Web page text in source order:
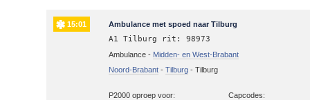
15:01 Ambulance met spoed naar Tilburg
A1 Tilburg rit: 98973
Ambulance - Midden- en West-Brabant
Noord-Brabant -Tilburg -Tilburg
P2000 oproep voor:
Capcodes: